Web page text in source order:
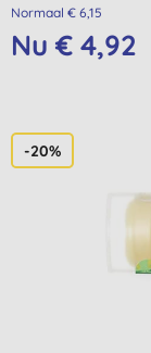
Normaal € 6,15
Nu € 4,92
-20%